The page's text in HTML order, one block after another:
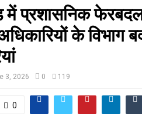
में प्रशासनिक
के विभाग
3, 2026 0 119
0